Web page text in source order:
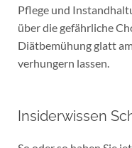
Pflege und
über die gefährliche
Diätbemühung glatt
verhungern lassen.
Insiderwissen